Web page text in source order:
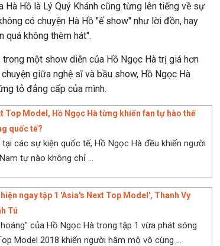
Hồ là Lý Quý Khánh cũng từng lên tiếng về sự
có chuyện Hà Hồ "ế show" như lời đồn, hay
quá không thèm hát".
một show diễn của Hồ Ngọc Hà trị giá hơn
giữa nghệ sĩ và bầu show, Hồ Ngọc Hà
tỏ đẳng cấp của mình.
Top Model, Hồ Ngọc Hà từng khiến fan tự hào thế
quốc tế?
các sự kiện quốc tế, Hồ Ngọc Hà đều khiến người
tự nào không chỉ ...
hiện ngay tập 1 'Asia's Next Top Model', Thanh Vy
Tú
của Hồ Ngọc Hà trong tập 1 vừa phát sóng
Model 2018 khiến người hâm mộ vô cùng ...